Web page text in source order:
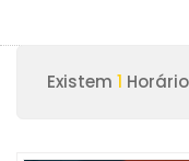
Existem 1